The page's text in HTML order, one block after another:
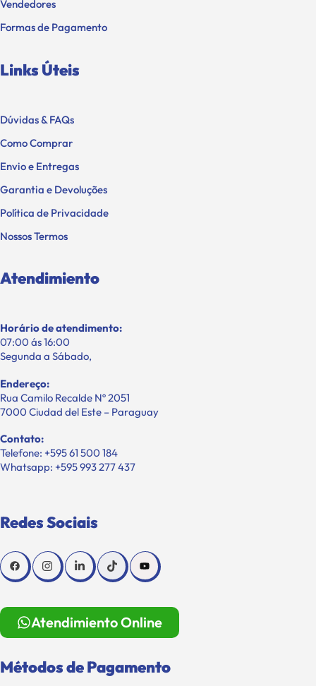
Vendedores
Formas de Pagamento
Links Úteis
Dúvidas & FAQs
Como Comprar
Envio e Entregas
Garantia e Devoluções
Política de Privacidade
Nossos Termos
Atendimiento
Horário de atendimento:
07:00 ás 16:00
Segunda a Sábado,
Endereço:
Rua Camilo Recalde Nº 2051
7000 Ciudad del Este – Paraguay
Contato:
Telefone: +595 61 500 184
Whatsapp: +595 993 277 437
Redes Sociais
Atendimiento Online
Métodos de Pagamento